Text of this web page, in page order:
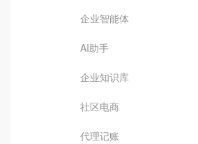
企业智能体
AI助手
企业知识库
社区电商
代理记账